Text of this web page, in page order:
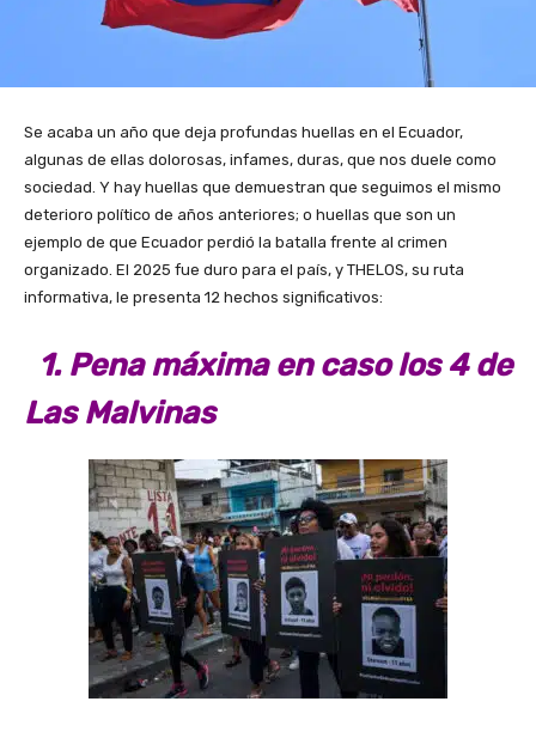
Se acaba un año que deja profundas huellas en el Ecuador,
algunas de ellas dolorosas, infames, duras, que nos duele como
sociedad. Y hay huellas que demuestran que seguimos el mismo
deterioro político de años anteriores; o huellas que son un
ejemplo de que Ecuador perdió la batalla frente al crimen
organizado. El 2025 fue duro para el país, y THELOS, su ruta
informativa, le presenta 12 hechos significativos:
1. Pena máxima en caso los 4 de
Las Malvinas